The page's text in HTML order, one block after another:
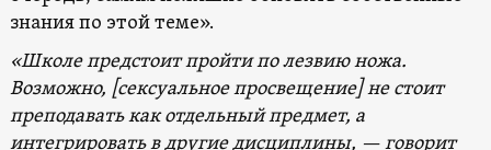
знания по этой теме».
«Школе предстоит пройти по лезвию ножа.
Возможно, [сексуальное просвещение] не стоит
преподавать как отдельный предмет, а
интегрировать в другие дисциплины, — говорит